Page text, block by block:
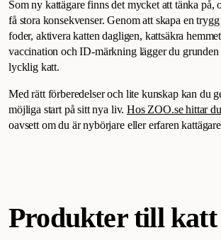
Som ny kattägare finns det mycket att tänka på,
få stora konsekvenser. Genom att skapa en
foder, aktivera katten dagligen, kattsäkra
vaccination och ID-märkning lägger du grunden
lycklig katt.
Med rätt förberedelser och lite kunskap kan du
möjliga start på sitt nya liv.Hos ZOO.se hittar
oavsett om du är nybörjare eller erfaren
Produkter till katt